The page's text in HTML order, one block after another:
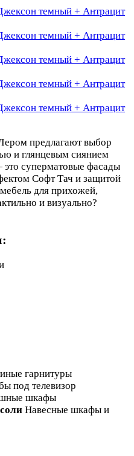
предлагают выбор
и глянцевым сиянием
суперматовые фасады
Софт Тач и защитой
для прихожей,
и визуально?
гарнитуры
под телевизор
шкафы
Навесные шкафы и